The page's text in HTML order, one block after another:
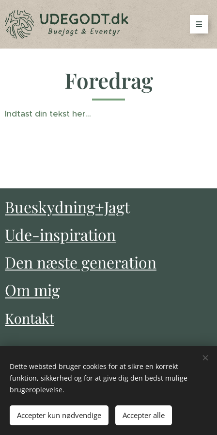
Foredrag
Indtast din tekst her...
Bueskydning+Jagt
Ude-inspiration
Den næste generation
Om mig
Kontakt
Copyright 2025 I Designed by HOUR Cookies
Dette websted bruger cookies for at sikre en korrekt
funktion, sikkerhed og for at give dig den bedst mulige
brugeroplevelse.
Accepter kun nødvendige Accepter alle